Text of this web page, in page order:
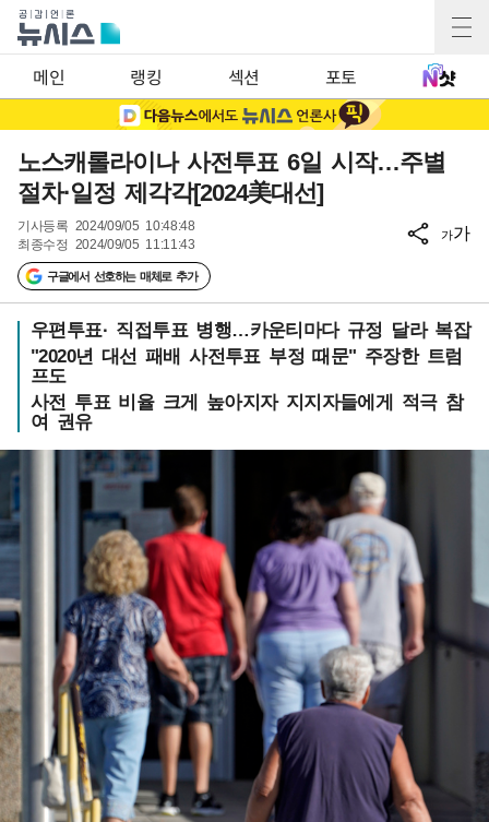
메인 랭킹 섹션 포토
노스캐롤라이나 사전투표 6일 시작…주별
절차·일정 제각각[2024美대선]
기사등록 2024/09/05 10:48:48
최종수정 2024/09/05 11:11:43
구글에서 선호하는 매체로 추가
가가
우편투표· 직접투표 병행…카운티마다 규정 달라 복잡
"2020년 대선 패배 사전투표 부정 때문" 주장한 트럼
프도
사전 투표 비율 크게 높아지자 지지자들에게 적극 참
여 권유